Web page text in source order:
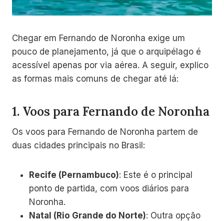
Chegar em Fernando de Noronha exige um
pouco de planejamento, já que o arquipélago é
acessível apenas por via aérea. A seguir, explico
as formas mais comuns de chegar até lá:
1. Voos para Fernando de Noronha
Os voos para Fernando de Noronha partem de
duas cidades principais no Brasil:
Recife (Pernambuco): Este é o principal
ponto de partida, com voos diários para
Noronha.
Natal (Rio Grande do Norte): Outra opção